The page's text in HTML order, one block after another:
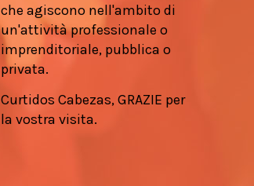
che agiscono nell'ambito di
un'attività professionale o
imprenditoriale, pubblica o
privata.
Curtidos Cabezas, GRAZIE per
la vostra visita.